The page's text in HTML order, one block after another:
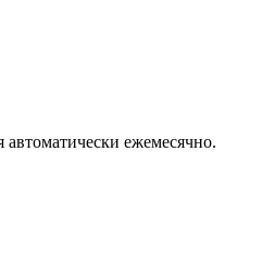
автоматически ежемесячно.